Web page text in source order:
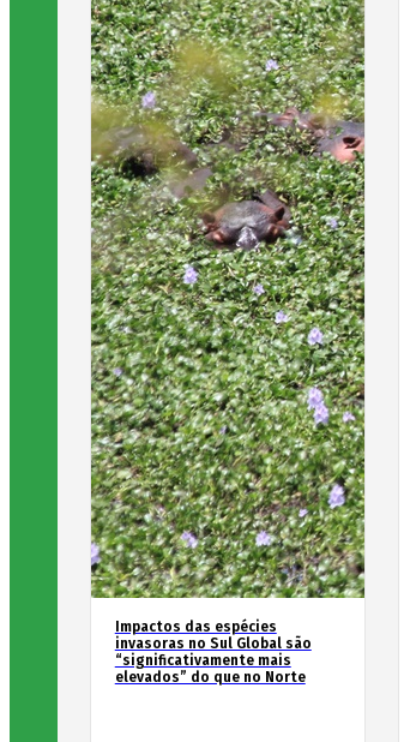
Impactos das espécies
invasoras no Sul Global são
“significativamente mais
elevados” do que no Norte